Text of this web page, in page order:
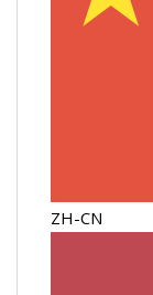
ZH-CN